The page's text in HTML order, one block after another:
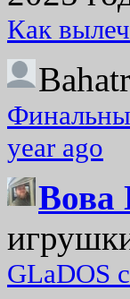
Как
year ago
Вова
GLaDOS